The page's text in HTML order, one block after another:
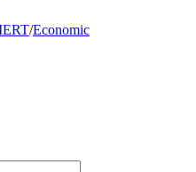
/Economic